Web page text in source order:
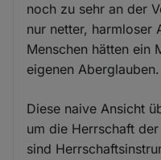
noch zu sehr an der
nur netter, harmloser
Menschen hätten ein
eigenen Aberglauben.
Diese naive Ansicht
um die Herrschaft
sind